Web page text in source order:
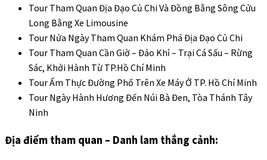
Tour Tham Quan Địa Đạo Củ Chi Và Đồng Bằng Sông Cửu
Long Bằng Xe Limousine
Tour Nửa Ngày Tham Quan Khám Phá Địa Đạo Củ Chi
Tour Tham Quan Cần Giờ – Đảo Khỉ – Trại Cá Sấu – Rừng
Sác, Khởi Hành Từ TP.Hồ Chí Minh
Tour Ẩm Thực Đường Phố Trên Xe Máy Ở TP. Hồ Chí Minh
Tour Ngày Hành Hương Đến Núi Bà Đen, Tòa Thánh Tây
Ninh
Địa điểm tham quan – Danh lam thắng cảnh: